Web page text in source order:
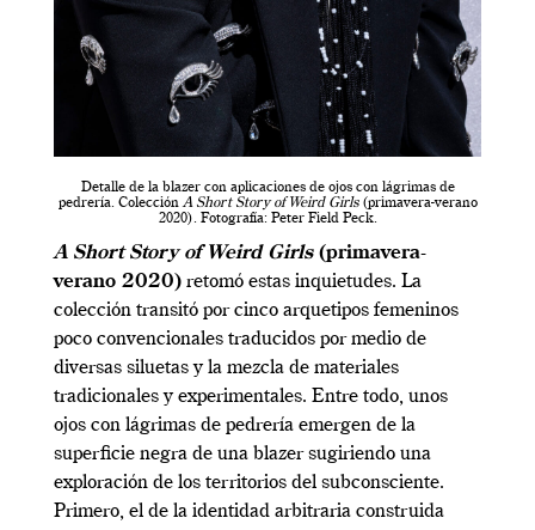
Detalle de la blazer con aplicaciones de ojos con lágrimas de
pedrería. ColecciónA Short Story of Weird Girls (primavera-verano
2020). Fotografía: Peter Field Peck.
A Short Story of Weird Girls (primavera-
verano 2020) retomó estas inquietudes. La
colección transitó por cinco arquetipos femeninos
poco convencionales traducidos por medio de
diversas siluetas y la mezcla de materiales
tradicionales y experimentales. Entre todo, unos
ojos con lágrimas de pedrería emergen de la
superficie negra de una blazer sugiriendo una
exploración de los territorios del subconsciente.
Primero, el de la identidad arbitraria construida